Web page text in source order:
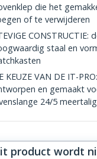
die het
of te verwijderen
staal en
KEUZE VAN DE IT-
en gemaakt
24/5
product wordt